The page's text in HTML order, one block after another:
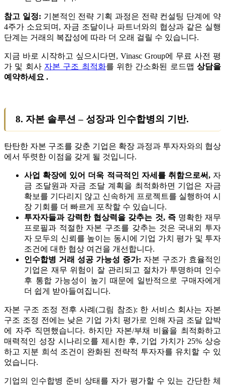
참고 일정: 기본적인 전략 기획 과정은 전략 컨설팅 단계에 약
4주가 소요되며, 자금 조달이나 파트너와의 협상과 같은 실행
단계는 거래의 복잡성에 따라 더 오래 걸릴 수 있습니다.
지금 바로 시작하고 싶으시다면, Vinasc Group에 무료 사전 평
가 및 회사 자본 구조 최적화를 위한 간소화된 로드맵상담을
예약하세요 .
8. 자본 솔루션 – 성장과 인수합병의 기반.
탄탄한 자본 구조를 갖춘 기업은 확장 과정과 투자자와의 협상
에서 뚜렷한 이점을 갖게 될 것입니다.
사업 확장에 있어 더욱 적극적인 자세를 취함으로써, 자
금 조달원과 자금 조달 계획을 최적화하면 기업은 자금
확보를 기다리지 않고 신속하게 프로젝트를 실행하여 시
장 기회를 더 빠르게 포착할 수 있습니다.
투자자들과 강력한 협상력을 갖추는 것, 즉 명확한 재무
프로필과 적절한 자본 구조를 갖추는 것은 국내외 투자
자 모두의 신뢰를 높이는 동시에 기업 가치 평가 및 투자
조건에 대한 협상 여건을 개선합니다.
인수합병 거래 성공 가능성 증가: 자본 구조가 효율적인
기업은 재무 위험이 잘 관리되고 절차가 투명하며 인수
후 통합 가능성이 높기 때문에 일반적으로 구매자에게
더 쉽게 받아들여집니다.
자본 구조 조정 전후 사례(그림 참조): 한 서비스 회사는 자본
구조 조정 전에는 낮은 기업 가치 평가로 인해 자금 조달 압박
에 자주 직면했습니다. 하지만 자본/부채 비율을 최적화하고
매력적인 성장 시나리오를 제시한 후, 기업 가치가 25% 상승
하고 지분 희석 조건이 완화된 전략적 투자자를 유치할 수 있
었습니다.
기업의 인수합병 준비 상태를 자가 평가할 수 있는 간단한 체